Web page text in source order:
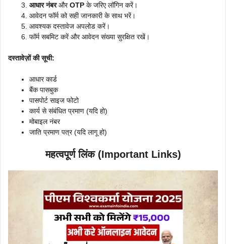
आधार नंबरऔरOTP के जरिए लॉगिन करें।
आवेदन फॉर्म को सही जानकारी के साथ भरें।
आवश्यक दस्तावेज अपलोड करें।
फॉर्म सबमिट करें और आवेदन संख्या सुरक्षित रखें।
दस्तावेज़ों की सूची:
आधार कार्ड
बैंक पासबुक
पासपोर्ट साइज फोटो
कार्य से संबंधित प्रमाण (यदि हो)
मोबाइल नंबर
जाति प्रमाण पत्र (यदि लागू हो)
महत्वपूर्ण लिंक (Important Links)